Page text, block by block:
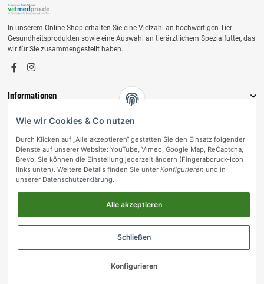
In unserem Online Shop erhalten Sie eine Vielzahl an hochwertigen Tier-
Gesundheitsprodukten sowie eine Auswahl an tierärztlichem Spezialfutter, das
wir für Sie zusammengestellt haben.
Informationen
Zahlungsmöglichkeiten
Vertrag widerrufen
Umsetzung durch Themeart
Wie wir Cookies & Co nutzen
Durch Klicken auf „Alle akzeptieren“ gestatten Sie den Einsatz folgender
Dienste auf unserer Website: YouTube, Vimeo, Google Map, ReCaptcha,
Brevo. Sie können die Einstellung jederzeit ändern (Fingerabdruck-Icon
links unten). Weitere Details finden Sie unter Konfigurieren und in
unserer Datenschutzerklärung.
Alle akzeptieren
Schließen
Konfigurieren